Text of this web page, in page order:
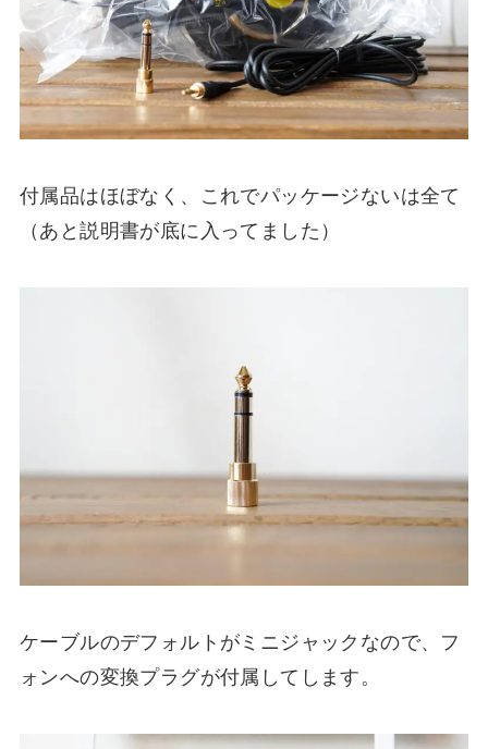
付属品はほぼなく、これでパッケージないは全て
（あと説明書が底に入ってました）
ケーブルのデフォルトがミニジャックなので、フ
ォンへの変換プラグが付属してします。